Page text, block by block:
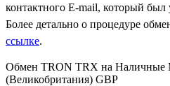
контактного Е-mail, который был
Более детально о процедуре
ссылке.
Обмен TRON TRX на Наличные
(Великобритания) GBP